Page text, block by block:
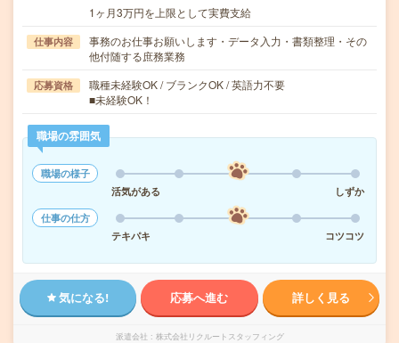
1ヶ月3万円を上限として実費支給
仕事内容
事務のお仕事お願いします・データ入力・書類整理・その
他付随する庶務業務
応募資格
職種未経験OK / ブランクOK / 英語力不要
■未経験OK！
職場の雰囲気
職場の様子
活気がある
しずか
仕事の仕方
テキパキ
コツコツ
気になる! 応募へ進む 詳しく見る
派遣会社 株式会社リクルートスタッフィング